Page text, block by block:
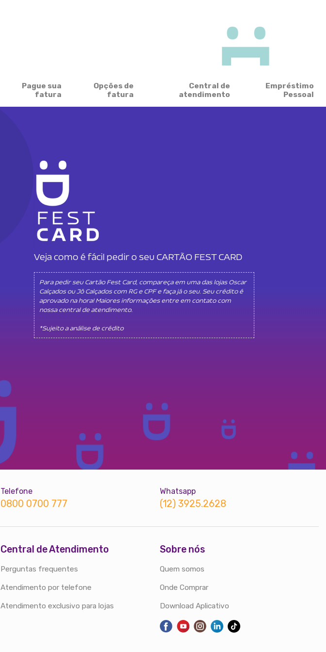
Pague sua
fatura
Opções de
fatura
Central de
atendimento
Empréstimo
Pessoal
Veja como é fácil pedir o seu CARTÃO FEST CARD
Para pedir seu Cartão Fest Card, compareça em uma das lojas Oscar
Calçados ou Jô Calçados com RG e CPF e faça já o seu. Seu crédito é
aprovado na hora! Maiores informações entre em contato com
nossa central de atendimento.
*Sujeito a análise de crédito
Telefone
0800 0700 777
Whatsapp
(12) 3925.2628
Central de Atendimento
Perguntas frequentes
Atendimento por telefone
Atendimento exclusivo para lojas
Sobre nós
Quem somos
Onde Comprar
Download Aplicativo